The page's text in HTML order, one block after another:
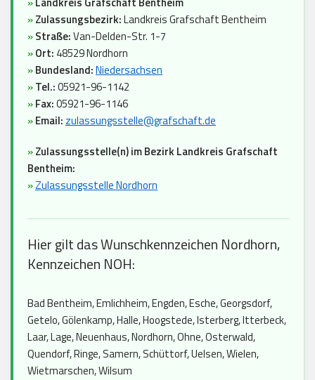
»Zulassungsbezirk:Landkreis Grafschaft Bentheim
»Straße:Van-Delden-Str. 1-7
»Ort: 48529 Nordhorn
»Bundesland:Niedersachsen
»Tel.:05921-96-1142
»Fax:05921-96-1146
»Email: zulassungsstelle@grafschaft.de
»Zulassungsstelle(n) im Bezirk Landkreis Grafschaft
Bentheim:
»Zulassungsstelle Nordhorn
Hier gilt das Wunschkennzeichen Nordhorn,
Kennzeichen NOH:
Bad Bentheim, Emlichheim, Engden, Esche, Georgsdorf,
Getelo, Gölenkamp, Halle, Hoogstede, Isterberg, Itterbeck,
Laar, Lage, Neuenhaus, Nordhorn, Ohne, Osterwald,
Quendorf, Ringe, Samern, Schüttorf, Uelsen, Wielen,
Wietmarschen, Wilsum